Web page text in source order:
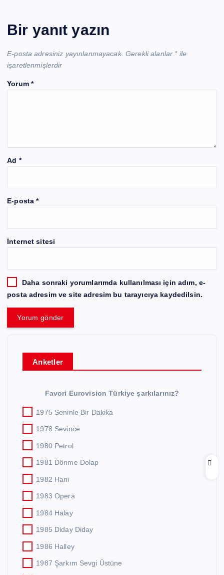
Bir yanıt yazın
E-posta adresiniz yayınlanmayacak. Gerekli alanlar *ile
işaretlenmişlerdir
Yorum *
Ad *
E-posta*
İnternet sitesi
Daha sonraki yorumlarımda kullanılması için adım, e-
posta adresim ve site adresim bu tarayıcıya kaydedilsin.
Anketler
Favori Eurovision Türkiye şarkılarınız?
1975 Seninle Bir Dakika
1978 Sevince
1980 Petrol
1981 Dönme Dolap
1982 Hani
1983 Opera
1984 Halay
1985 Diday Diday
1986 Halley
1987 Şarkım Sevgi Üstüne